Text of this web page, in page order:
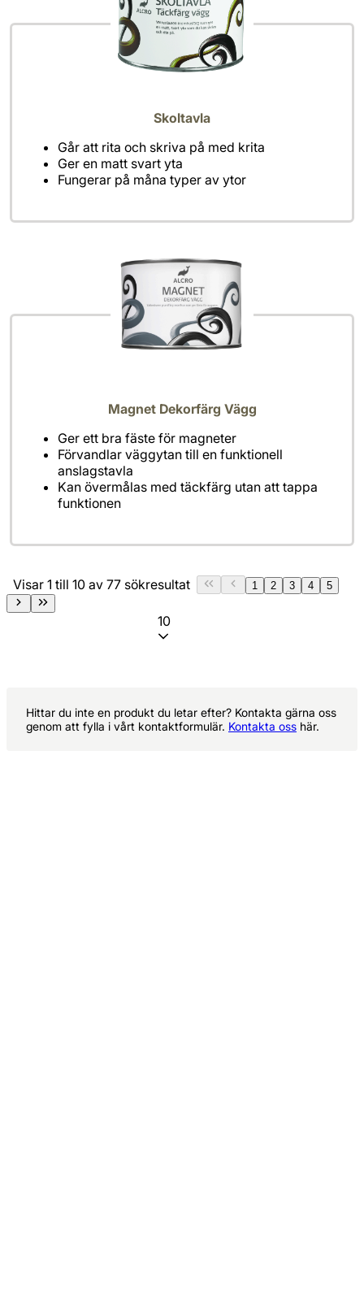
Skoltavla
Går att rita och skriva på med krita
Ger en matt svart yta
Fungerar på måna typer av ytor
Magnet Dekorfärg Vägg
Ger ett bra fäste för magneter
Förvandlar väggytan till en funktionell
anslagstavla
Kan övermålas med täckfärg utan att tappa
funktionen
Visar 1 till 10 av 77 sökresultat 1 2 3 4 5
10
Hittar du inte en produkt du letar efter? Kontakta gärna oss
genom att fylla i vårt kontaktformulär. Kontakta oss här.